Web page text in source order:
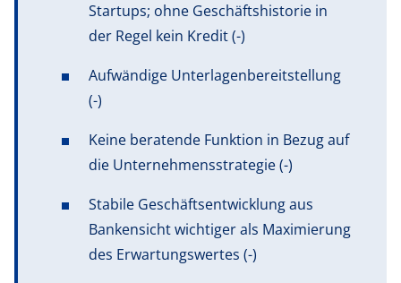
Startups; ohne Geschäftshistorie in
der Regel kein Kredit (-)
Aufwändige Unterlagenbereitstellung
(-)
Keine beratende Funktion in Bezug auf
die Unternehmensstrategie (-)
Stabile Geschäftsentwicklung aus
Bankensicht wichtiger als Maximierung
des Erwartungswertes (-)